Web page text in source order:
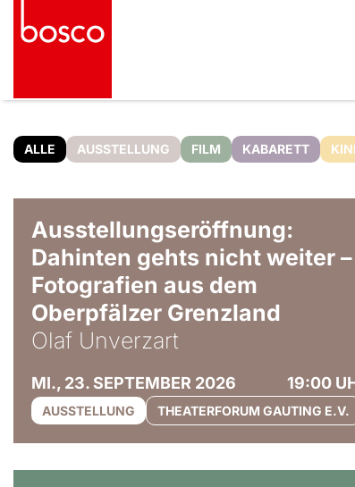
ALLE AUSSTELLUNG FILM KABARETT
Ausstellungseröffnung:
Dahinten gehts nicht weiter –
Fotografien aus dem
Oberpfälzer Grenzland
Olaf Unverzart
MI., 23. SEPTEMBER 2026 19:00
AUSSTELLUNG THEATERFORUM GAUTING E.V.